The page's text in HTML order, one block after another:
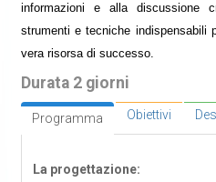
informazioni e alla discussione
strumenti e tecniche indispensabili
vera risorsa di successo.
Durata 2 giorni
Programma Obiettivi
La progettazione: